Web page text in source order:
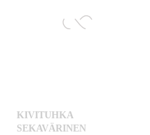
KIVITUHKA
SEKAVÄRINEN